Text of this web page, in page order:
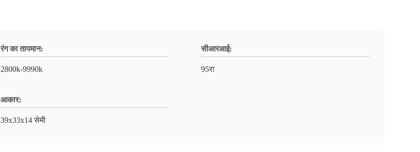
रंग का तापमान:
2800k-9990k
सीआरआई:
95रा
आकार:
39x33x14 सेमी